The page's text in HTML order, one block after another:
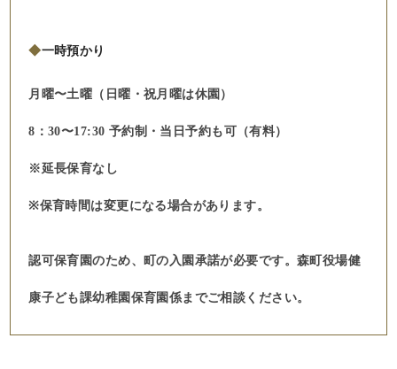
◆一時預かり
月曜〜土曜（日曜・祝月曜は休園）
8：30〜17:30 予約制・当日予約も可（有料）
※延長保育なし
※保育時間は変更になる場合があります。
認可保育園のため、町の入園承諾が必要です。森町役場健
康子ども課幼稚園保育園係までご相談ください。